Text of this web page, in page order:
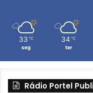
33 ℃
seg
34 ℃
ter
Rádio Portel